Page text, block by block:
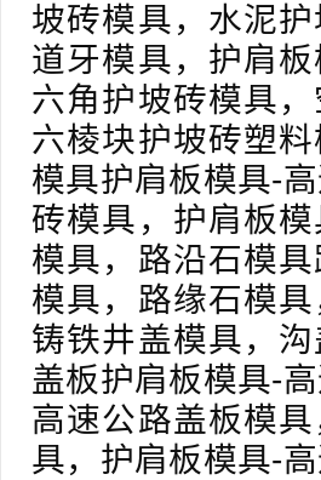
坡砖模具，水泥
道牙模具，护肩
六角护坡砖模具
六棱块护坡砖塑
模具护肩板模具-
砖模具，护肩板
模具，路沿石模
模具，路缘石模
铸铁井盖模具，
盖板护肩板模具-
高速公路盖板模
具，护肩板模具-